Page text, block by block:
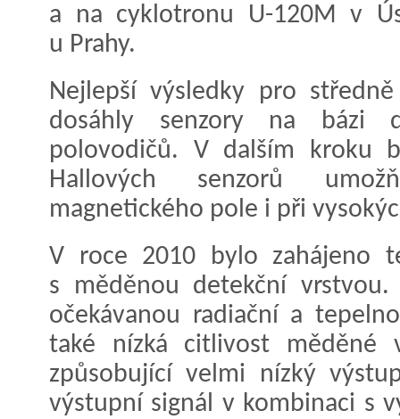
a na cyklotronu U-120M v
u Prahy.
Nejlepší výsledky pro
dosáhly senzory na bázi
polovodičů. V dalším kroku
Hallových senzorů
magnetického pole i při
V roce 2010 bylo zahájeno
s měděnou detekční vrstvou.
očekávanou radiační a
také nízká citlivost měděné
způsobující velmi nízký
výstupní signál v kombinaci s